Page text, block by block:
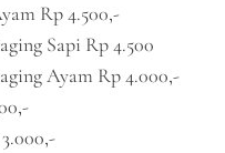
Rp 4.500,-
Sapi Rp 4.500
Ayam Rp 4.000,-